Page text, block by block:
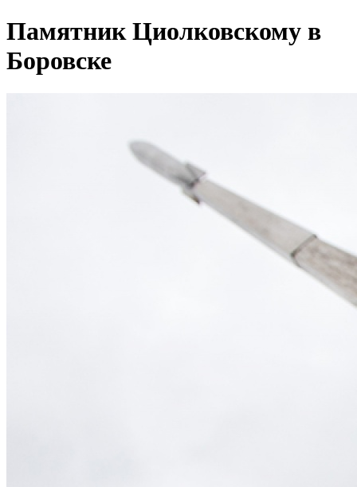
Памятник Циолковскому в
Боровске